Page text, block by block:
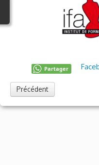
Partager
Précédent